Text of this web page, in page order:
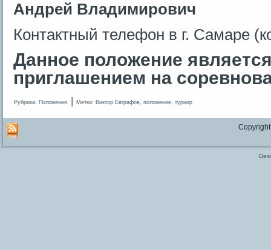
Андрей Владимирович
Контактный телефон в г. Самаре
Данное положение
приглашением на
Рубрика: Положения | Метки: Виктор Евграфов, положение, турнир